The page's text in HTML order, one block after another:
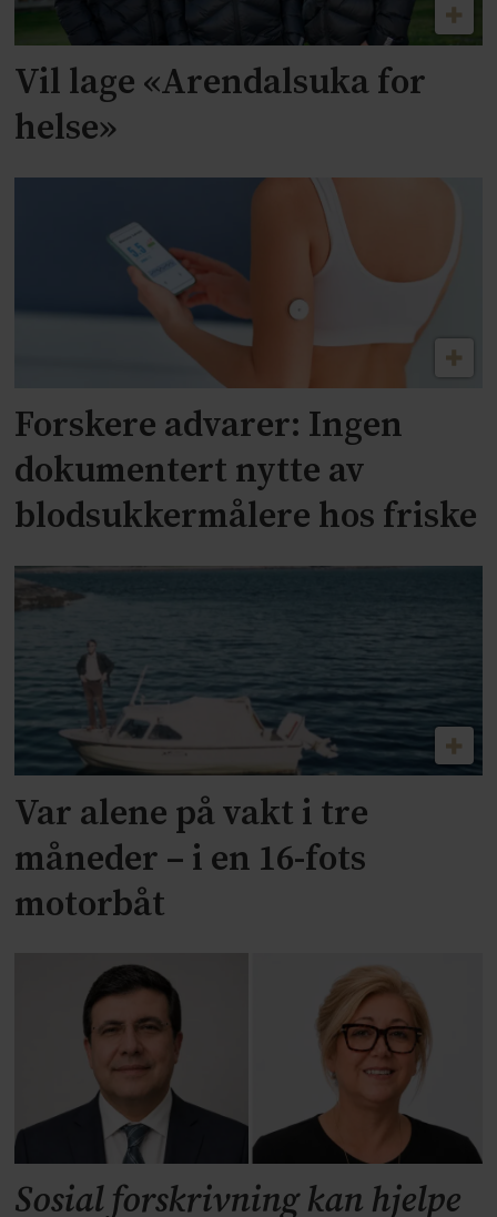
Vil lage «Arendalsuka for
helse»
Forskere advarer: Ingen
dokumentert nytte av
blodsukkermålere hos friske
Var alene på vakt i tre
måneder – i en 16-fots
motorbåt
Sosial forskrivning kan hjelpe